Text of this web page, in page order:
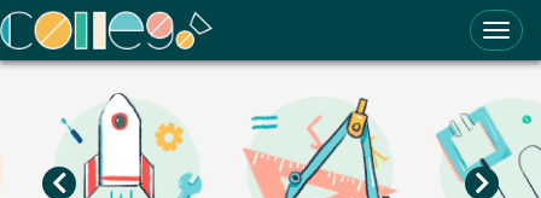
ColleGo! 大學選才與高中育才輔助系統